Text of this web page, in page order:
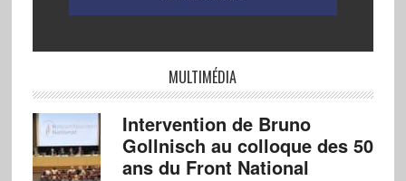
MULTIMÉDIA
Intervention de Bruno
Gollnisch au colloque des 50
ans du Front National